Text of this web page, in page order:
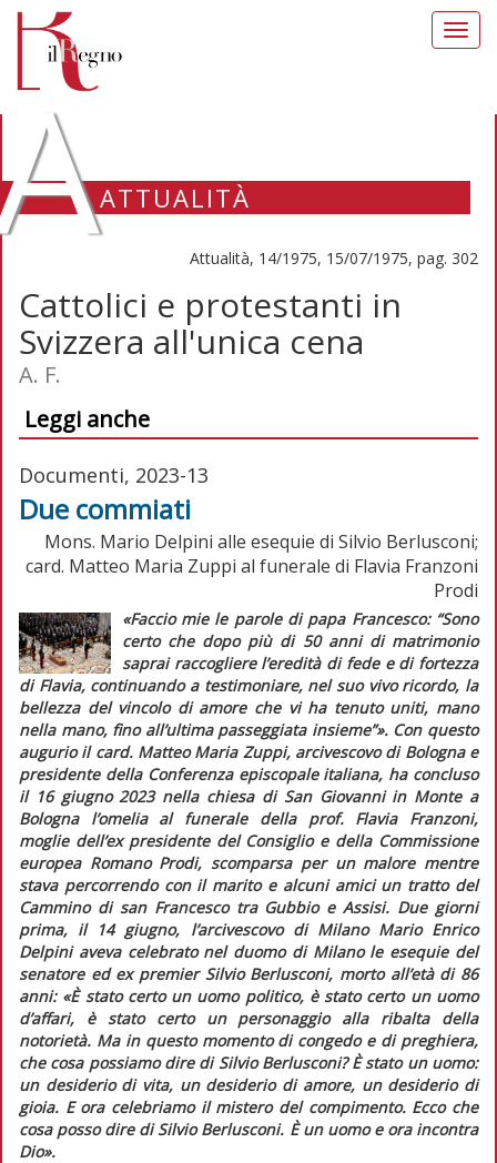
ATTUALITÀ
Attualità, 14/1975, 15/07/1975, pag. 302
Cattolici e protestanti in
Svizzera all'unica cena
A. F.
Leggi anche
Documenti, 2023-13
Due commiati
Mons. Mario Delpini alle esequie di Silvio Berlusconi;
card. Matteo Maria Zuppi al funerale di Flavia Franzoni
Prodi
«Faccio mie le parole di papa Francesco: “Sono
certo che dopo più di 50 anni di matrimonio
saprai raccogliere l’eredità di fede e di fortezza
di Flavia, continuando a testimoniare, nel suo vivo ricordo, la
bellezza del vincolo di amore che vi ha tenuto uniti, mano
nella mano, fino all’ultima passeggiata insieme”». Con questo
augurio il card. Matteo Maria Zuppi, arcivescovo di Bologna e
presidente della Conferenza episcopale italiana, ha concluso
il 16 giugno 2023 nella chiesa di San Giovanni in Monte a
Bologna l’omelia al funerale della prof. Flavia Franzoni,
moglie dell’ex presidente del Consiglio e della Commissione
europea Romano Prodi, scomparsa per un malore mentre
stava percorrendo con il marito e alcuni amici un tratto del
Cammino di san Francesco tra Gubbio e Assisi. Due giorni
prima, il 14 giugno, l’arcivescovo di Milano Mario Enrico
Delpini aveva celebrato nel duomo di Milano le esequie del
senatore ed ex premierSilvio Berlusconi, morto all’età di 86
anni: «È stato certo un uomo politico, è stato certo un uomo
d’affari, è stato certo un personaggio alla ribalta della
notorietà. Ma in questo momento di congedo e di preghiera,
che cosa possiamo dire di Silvio Berlusconi? È stato un uomo:
un desiderio di vita, un desiderio di amore, un desiderio di
gioia. E ora celebriamo il mistero del compimento. Ecco che
cosa posso dire di Silvio Berlusconi. È un uomo e ora incontra
Dio».